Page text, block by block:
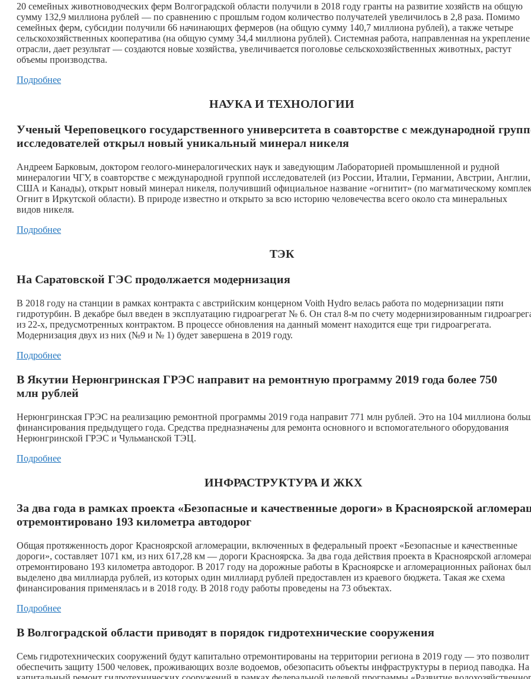
20 семейных животноводческих ферм Волгоградской области получили в 2018 году гранты на развитие хозяйств на общую
сумму 132,9 миллиона рублей — по сравнению с прошлым годом количество получателей увеличилось в 2,8 раза. Помимо
семейных ферм, субсидии получили 66 начинающих фермеров (на общую сумму 140,7 миллиона рублей), а также четыре
сельскохозяйственных кооператива (на общую сумму 34,4 миллиона рублей). Системная работа, направленная на укрепление
отрасли, дает результат — создаются новые хозяйства, увеличивается поголовье сельскохозяйственных животных, растут
объемы производства.
Подробнее
НАУКА И ТЕХНОЛОГИИ
Ученый Череповецкого государственного университета в соавторстве с международной
исследователей открыл новый уникальный минерал никеля
Андреем Барковым, доктором геолого-минералогических наук и заведующим Лабораторией промышленной и рудной
минералогии ЧГУ, в соавторстве с международной группой исследователей (из России, Италии, Германии, Австрии, Англии,
США и Канады), открыт новый минерал никеля, получивший официальное название «огнитит» (по магматическому
Огнит в Иркутской области). В природе известно и открыто за всю историю человечества всего около ста минеральных
видов никеля.
Подробнее
ТЭК
На Саратовской ГЭС продолжается модернизация
В 2018 году на станции в рамках контракта с австрийским концерном Voith Hydro велась работа по модернизации пяти
гидротурбин. В декабре был введен в эксплуатацию гидроагрегат № 6. Он стал 8-м по счету модернизированным
из 22-х, предусмотренных контрактом. В процессе обновления на данный момент находится еще три гидроагрегата.
Модернизация двух из них (№9 и № 1) будет завершена в 2019 году.
Подробнее
В Якутии Нерюнгринская ГРЭС направит на ремонтную программу 2019 года более 750
млн рублей
Нерюнгринская ГРЭС на реализацию ремонтной программы 2019 года направит 771 млн рублей. Это на 104 миллиона
финансирования предыдущего года. Средства предназначены для ремонта основного и вспомогательного оборудования
Нерюнгринской ГРЭС и Чульманской ТЭЦ.
Подробнее
ИНФРАСТРУКТУРА И ЖКХ
За два года в рамках проекта «Безопасные и качественные дороги» в Красноярской
отремонтировано 193 километра автодорог
Общая протяженность дорог Красноярской агломерации, включенных в федеральный проект «Безопасные и качественные
дороги», составляет 1071 км, из них 617,28 км — дороги Красноярска. За два года действия проекта в Красноярской
отремонтировано 193 километра автодорог. В 2017 году на дорожные работы в Красноярске и агломерационных районах
выделено два миллиарда рублей, из которых один миллиард рублей предоставлен из краевого бюджета. Такая же схема
финансирования применялась и в 2018 году. В 2018 году работы проведены на 73 объектах.
Подробнее
В Волгоградской области приводят в порядок гидротехнические сооружения
Семь гидротехнических сооружений будут капитально отремонтированы на территории региона в 2019 году — это позволит
обеспечить защиту 1500 человек, проживающих возле водоемов, обезопасить объекты инфраструктуры в период паводка. На